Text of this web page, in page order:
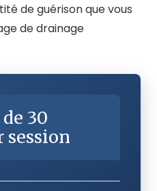
de guérison que vous
de drainage
30
session